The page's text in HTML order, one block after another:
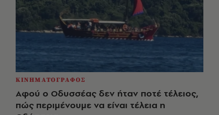
ΚΙΝΗΜΑΤΟΓΡΑΦΟΣ
Αφού ο Οδυσσέας δεν ήταν ποτέ τέλειος,
πώς περιμένουμε να είναι τέλεια η